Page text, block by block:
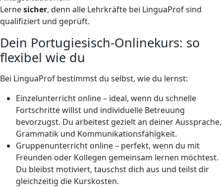
Lernesicher, denn alle Lehrkräfte bei LinguaProf sind
qualifiziert und geprüft.
Dein Portugiesisch-Onlinekurs: so
flexibel wie du
Bei LinguaProf bestimmst du selbst, wie du lernst:
Einzelunterricht online – ideal, wenn du schnelle
Fortschritte willst und individuelle Betreuung
bevorzugst. Du arbeitest gezielt an deiner Aussprache,
Grammatik und Kommunikationsfähigkeit.
Gruppenunterricht online – perfekt, wenn du mit
Freunden oder Kollegen gemeinsam lernen möchtest.
Du bleibst motiviert, tauschst dich aus und teilst dir
gleichzeitig die Kurskosten.